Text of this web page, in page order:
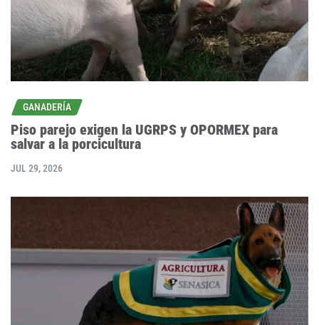
GANADERÍA
Piso parejo exigen la UGRPS y OPORMEX para
salvar a la porcicultura
JUL 29, 2026